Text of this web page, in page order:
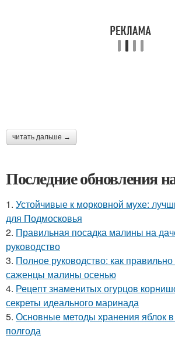
читать дальше →
Последние обновления
1. Устойчивые к морковной мухе:
для Подмосковья
2. Правильная посадка малины на
руководство
3. Полное руководство: как
саженцы малины осенью
4. Рецепт знаменитых огурцов
секреты идеального маринада
5. Основные методы хранения яблок
полгода